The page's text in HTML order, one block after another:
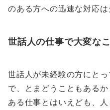
のある方への迅速な対応は
世話人の仕事で大変な
世話人が未経験の方にと
で、とまどうこともある
ある仕事とはいえども、